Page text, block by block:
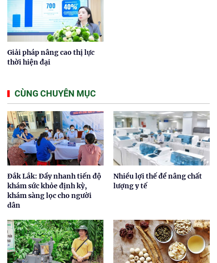
Giải pháp nâng cao thị lực
thời hiện đại
CÙNG CHUYÊN MỤC
Đắk Lắk: Đẩy nhanh tiến độ
khám sức khỏe định kỳ,
khám sàng lọc cho người
dân
Nhiều lợi thế để nâng chất
lượng y tế